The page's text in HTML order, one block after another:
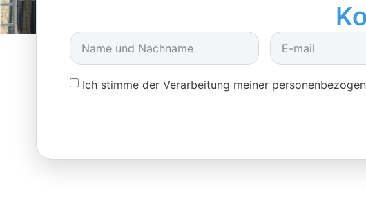
Ich stimme der Verarbeitung meiner